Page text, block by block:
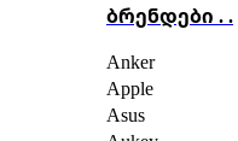
ბრენდები . .
Anker
Apple
Asus